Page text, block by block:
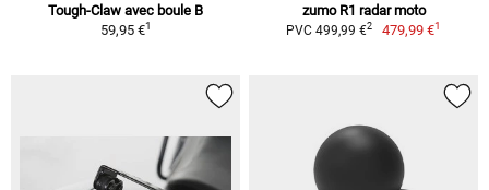
Tough-Claw avec boule B
59,95 €1
zumo R1 radar moto
PVC 499,99 €2 479,99 €1